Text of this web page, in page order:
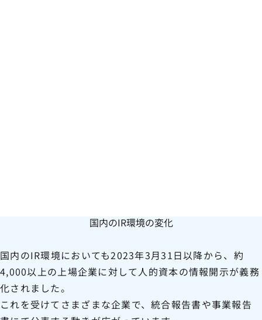
国内のIR環境の変化
国内のIR環境においても2023年3月31日以降から、約
4,000以上の上場企業に対して人的資本の情報開示が義務
化されました。
これを受けてさまざまな企業で、統合報告書や事業報告